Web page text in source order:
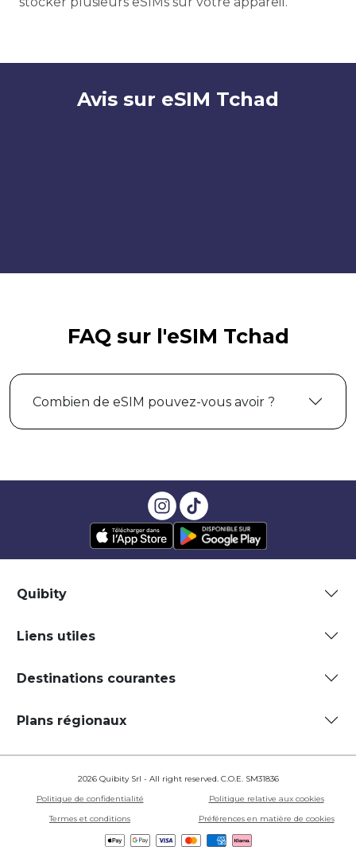
Avis sur eSIM Tchad
FAQ sur l'eSIM Tchad
Combien de eSIM pouvez-vous avoir ?
Quibity
Liens utiles
Destinations courantes
Plans régionaux
2026 Quibity Srl - All right reserved. C.O.E. SM31836
Politique de confidentialité
Politique relative aux cookies
Termes et conditions
Préférences en matière de cookies